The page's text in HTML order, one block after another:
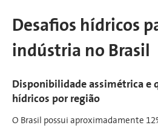
Desafios hídricos
indústria no Brasil
Disponibilidade assimétrica e
hídricos por região
O Brasil possui aproximadamente